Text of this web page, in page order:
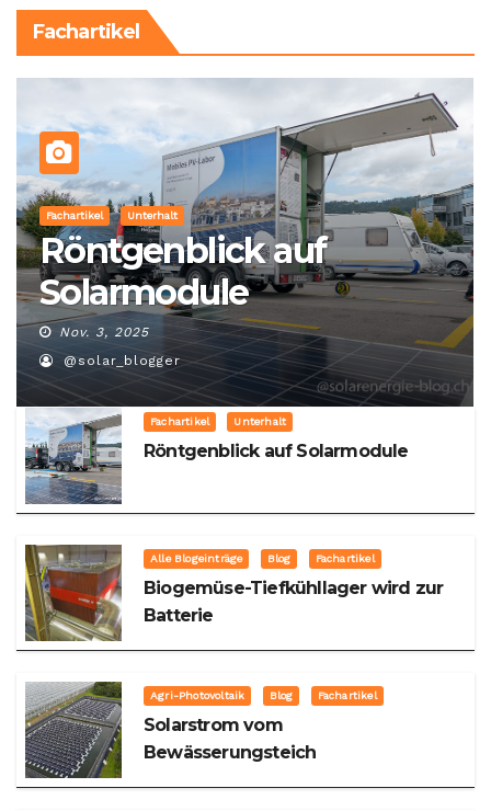
Fachartikel
Fachartikel Unterhalt
Röntgenblick auf
Solarmodule
Nov. 3, 2025
@solar_blogger
Fachartikel Unterhalt
Röntgenblick auf Solarmodule
Alle Blogeinträge Blog Fachartikel
Biogemüse-Tiefkühllager wird zur
Batterie
Agri-Photovoltaik Blog Fachartikel
Solarstrom vom
Bewässerungsteich